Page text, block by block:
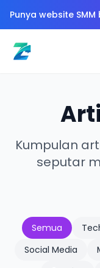
Punya website SMM
Kumpulan
seputar
Semua
Social Media